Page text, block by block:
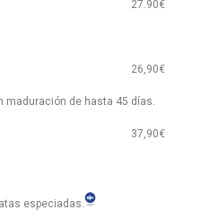
27.90€
26,90€
maduración de hasta 45 días.
37,90€
especiadas.